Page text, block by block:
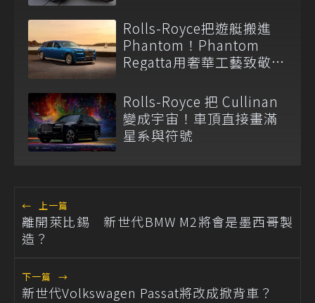
Rolls-Royce把遊艇搬進
Phantom！Phantom
Regatta用奢華工藝致敬英
Rolls-Royce 把 Cullinan
變成宇宙！車頂直接畫滿
星系與符號
← 上一篇
離開萊比錫 新世代BMW M2將會是墨西哥製
造？
下一篇 →
新世代Volkswagen Passat將改成掀背車？